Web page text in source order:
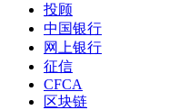
投顾
中国银行
网上银行
征信
CFCA
区块链